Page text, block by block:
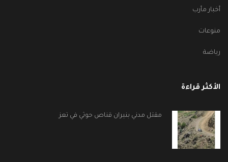
أخبار مأرب
منوعات
رياضة
الأكثر قراءة
مقتل مدني بنيران قناص حوثي في تعز